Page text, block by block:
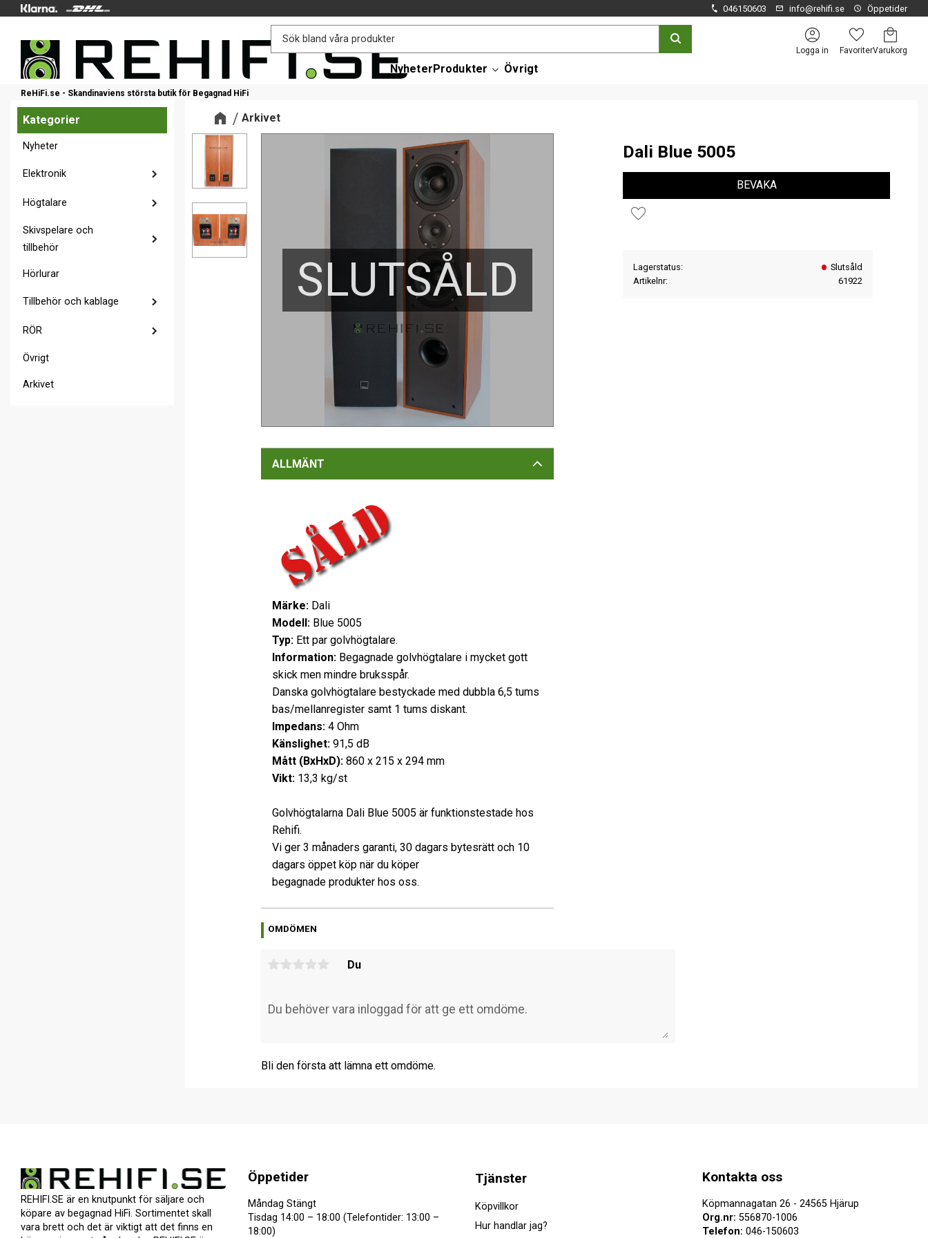
046150603 info@rehifi.se Öppetider
ReHiFi.se - Skandinaviens största butik för Begagnad HiFi
Logga in
Favoriter
Kundvagn
NyheterProdukter Övrigt
Arkivet
Dali Blue 5005
SLUTSÅLD
Lägg till i favoriter
BEVAKA
Lagerstatus
Slutsåld
Artikelnr
61922
ALLMÄNT
Märke:Dali
Modell:Blue 5005
Typ:Ett par golvhögtalare.
Information:Begagnade golvhögtalare i mycket gott
skick men mindre bruksspår.
Danska golvhögtalare bestyckade med dubbla 6,5 tums
bas/mellanregister samt 1 tums diskant.
Impedans:4 Ohm
Känslighet:91,5 dB
Mått (BxHxD):860 x 215 x 294 mm
Vikt:13,3 kg/st
Golvhögtalarna Dali Blue 5005 är funktionstestade hos
Rehifi.
Vi ger 3 månaders garanti, 30 dagars bytesrätt och 10
dagars öppet köp när du köper
begagnade produkter hos oss.
OMDÖMEN
Du
Bli den första att lämna ett omdöme.
Kategorier
Nyheter
Elektronik
Högtalare
Skivspelare och
tillbehör
Hörlurar
Tillbehör och kablage
RÖR
Övrigt
Arkivet
REHIFI.SE är en knutpunkt för säljare och
köpare av begagnad HiFi. Sortimentet skall
vara brett och det är viktigt att det finns en
Öppetider
Måndag Stängt
Tisdag 14:00 – 18:00 (Telefontider: 13:00 –
18:00)
Kontakta oss
Köpmannagatan 26 - 24565 Hjärup
Org.nr: 556870-1006
Telefon: 046-150603
Tjänster
Köpvillkor
Hur handlar jag?